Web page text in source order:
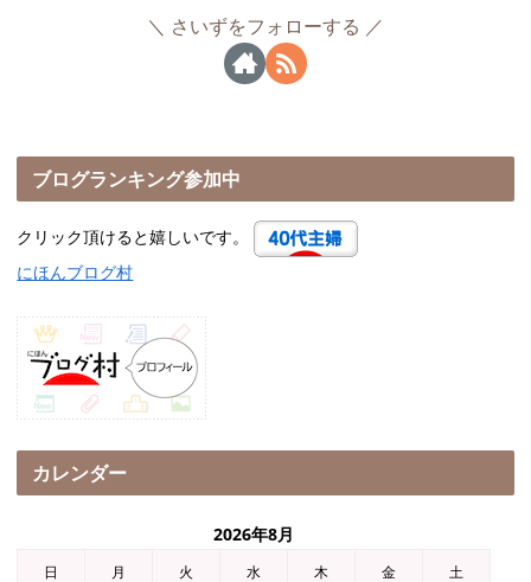
さいずをフォローする
ブログランキング参加中
クリック頂けると嬉しいです。
にほんブログ村
カレンダー
2026年8月
日 月 火 水 木 金
土